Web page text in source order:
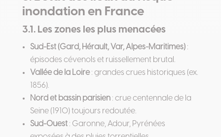
inondation en France
3.1. Les zones les plus menacées
Sud-Est (Gard, Hérault, Var, Alpes-Maritimes):
épisodes cévenols et ruissellement brutal.
Vallée de la Loire: grandes crues historiques (ex.
1856).
Nord et bassin parisien: crue centennale de la
Seine (1910) toujours redoutée.
Sud-Ouest: Garonne, Adour, Pyrénées